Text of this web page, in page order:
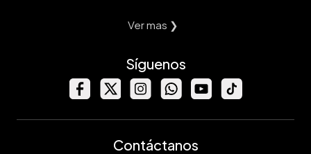
Ver mas ❯
Síguenos
Contáctanos